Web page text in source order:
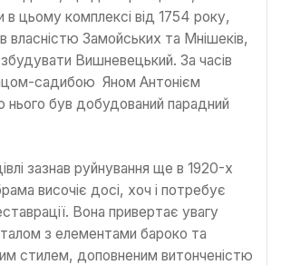
цьому комплексі від 1754 року,
власністю Замойських та Мнішеків,
Вишневецький. За часів
садибою Яном Антонієм
був добудований парадний
зазнав руйнування ще в 1920-х
височіє досі, хоч і потребує
Вона привертає увагу
з елементами бароко та
стилем, доповненим витонченістю